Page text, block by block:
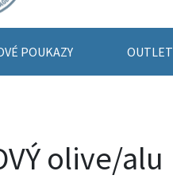
POUKAZY OUTLET
olive/alu